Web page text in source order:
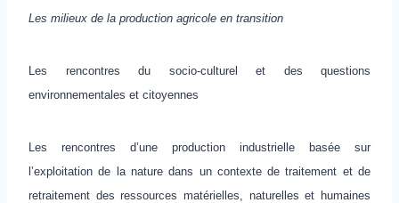
Les milieux de la production agricole en transition
Les rencontres du socio-culturel et des questions
environnementales et citoyennes
Les rencontres d’une production industrielle basée sur
l’exploitation de la nature dans un contexte de traitement et de
retraitement des ressources matérielles, naturelles et humaines